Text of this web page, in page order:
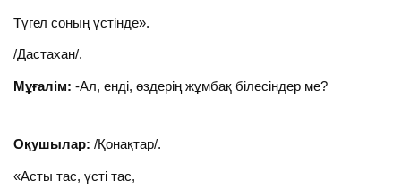
Түгел соның үстінде».
/Дастахан/.
Мұғалім: -Ал, енді, өздерің жұмбақ білесіндер ме?
Оқушылар: /Қонақтар/.
«Асты тас, үсті тас,